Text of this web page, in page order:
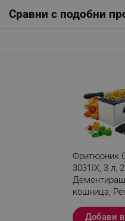
Сравни с подобни
Фритюрник
3031IX, 3 л,
кошница,
Добави